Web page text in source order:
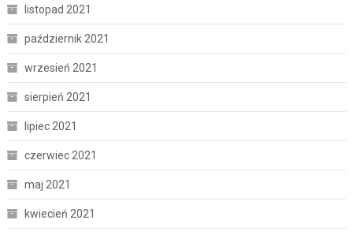
listopad 2021
październik 2021
wrzesień 2021
sierpień 2021
lipiec 2021
czerwiec 2021
maj 2021
kwiecień 2021